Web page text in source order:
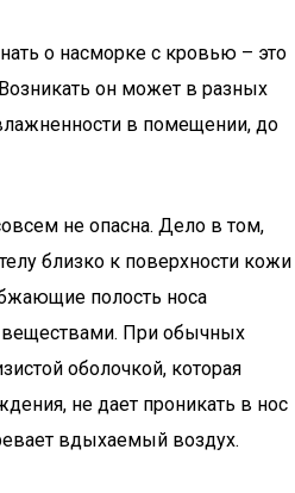
о насморке с кровью – это
он может в разных
в помещении, до
не опасна. Дело в том,
близко к поверхности кожи
полость носа
веществами. При обычных
оболочкой, которая
не дает проникать в нос
вдыхаемый воздух.